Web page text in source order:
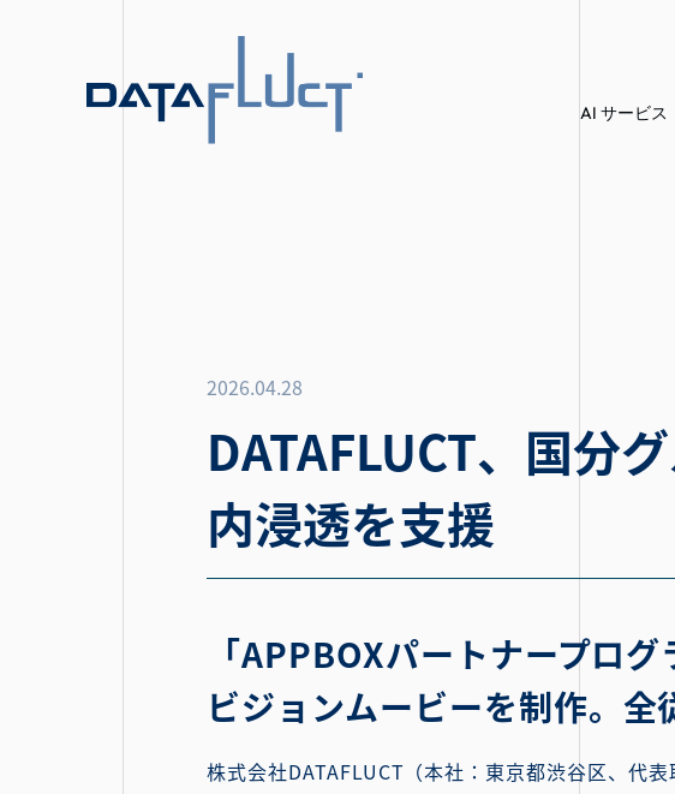
AI サービス
2026.04.28
DATAFLUCT、国分
内浸透を支援
「APPBOXパートナープロ
ビジョンムービーを制作。
株式会社DATAFLUCT（本社：東京都渋谷区、代